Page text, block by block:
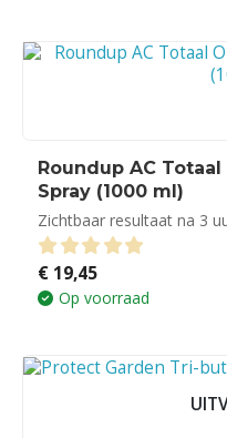
Roundup AC
Spray (1000 ml)
Zichtbaar resultaat na 3
0 out of 5
€ 19,45
Op voorraad